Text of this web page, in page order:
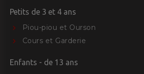
Petits de 3 et 4 ans
Piou-piou et Ourson
Cours et Garderie
Enfants - de 13 ans